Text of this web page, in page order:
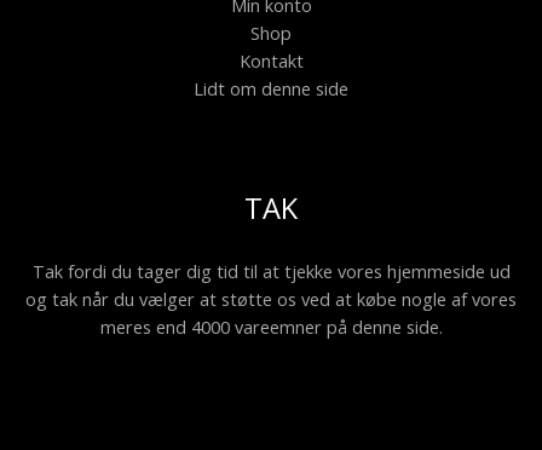
Shop
Kontakt
Lidt om denne side
TAK
Tak fordi du tager dig tid til at tjekke vores hjemmeside ud
og tak når du vælger at støtte os ved at købe nogle af vores
meres end 4000 vareemner på denne side.